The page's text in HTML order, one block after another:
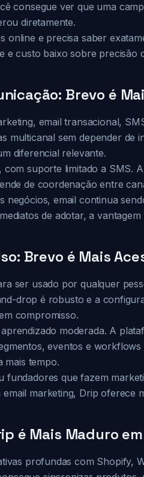
consegue ver que uma
diretamente.
online e precisa saber
e custo baixo sobre precisão
Brevo é
email transacional,
multicanal sem depender de
diferencial relevante.
com suporte limitado a SMS.
de coordenação entre
negócios, email continua
de adotar, a
Brevo é Mais
ser usado por qualquer
drop é robusto e a
compromisso.
moderada. A
eventos e
mais tempo.
fundadores que fazem
marketing, Drip oferece
é Mais Maduro
profundas com Shopify,